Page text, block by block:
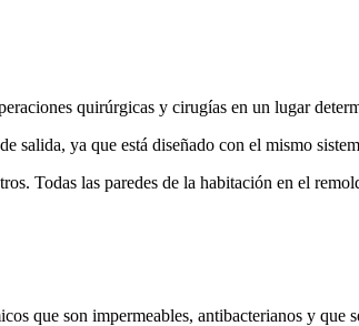
quirúrgicas y cirugías en un lugar
ya que está diseñado con el mismo
Todas las paredes de la habitación en el
que son impermeables, antibacterianos y que